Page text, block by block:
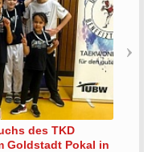
des TKD
Goldstadt Pokal in